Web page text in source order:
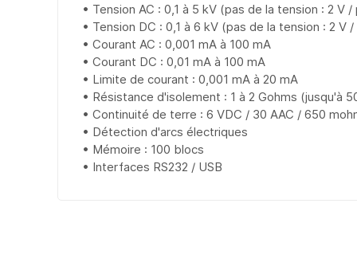
• Tension AC : 0,1 à 5 kV (pas de la tension : 2 V /
• Tension DC : 0,1 à 6 kV (pas de la tension : 2 V /
• Courant AC : 0,001 mA à 100 mA
• Courant DC : 0,01 mA à 100 mA
• Limite de courant : 0,001 mA à 20 mA
• Résistance d'isolement : 1 à 2 Gohms (jusqu'à
• Continuité de terre : 6 VDC / 30 AAC / 650
• Détection d'arcs électriques
• Mémoire : 100 blocs
• Interfaces RS232 / USB